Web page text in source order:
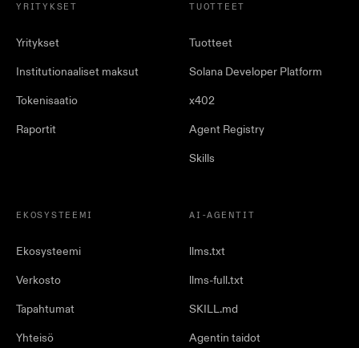
YRITYKSET
Yritykset
Institutionaaliset maksut
Tokenisaatio
Raportit
TUOTTEET
Tuotteet
Solana Developer Platform
x402
Agent Registry
Skills
EKOSYSTEEMI
Ekosysteemi
Verkosto
Tapahtumat
Yhteisö
AI-AGENTIT
llms.txt
llms-full.txt
SKILL.md
Agentin taidot